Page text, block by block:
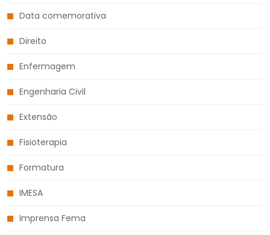
Data comemorativa
Direito
Enfermagem
Engenharia Civil
Extensão
Fisioterapia
Formatura
IMESA
Imprensa Fema